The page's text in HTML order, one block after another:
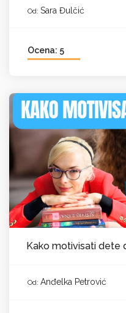
Od: Sara Đulčić
Ocena: 5
Kako motivisati dete
Od: Anđelka Petrović